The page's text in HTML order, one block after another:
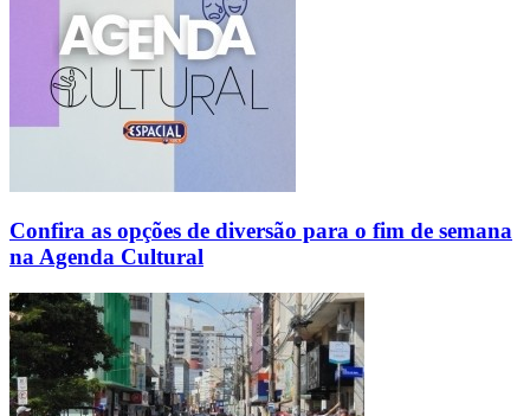
Confira as opções de diversão para o fim de semana
na Agenda Cultural